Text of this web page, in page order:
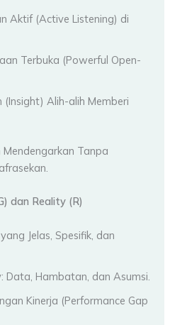
Aktif (Active Listening) di
Terbuka (Powerful Open-
(Insight) Alih-alih Memberi
Tanpa
dan Reality (R)
Jelas, Spesifik, dan
Data, Hambatan, dan Asumsi.
Kinerja (Performance Gap